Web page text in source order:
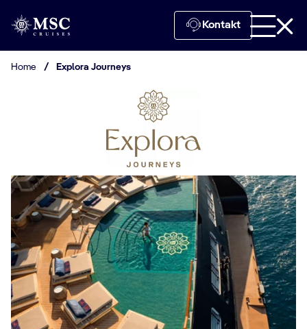
Kontakt
Home / Explora Journeys